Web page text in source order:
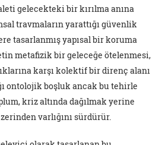
gelecekteki bir kırılma anına
travmaların yarattığı güvenlik
tasarlanmış yapısal bir koruma
metafizik bir geleceğe ötelenmesi,
karşı kolektif bir direnç alanı
ontolojik boşluk ancak bu tehirle
kriz altında dağılmak yerine
varlığını sürdürür.